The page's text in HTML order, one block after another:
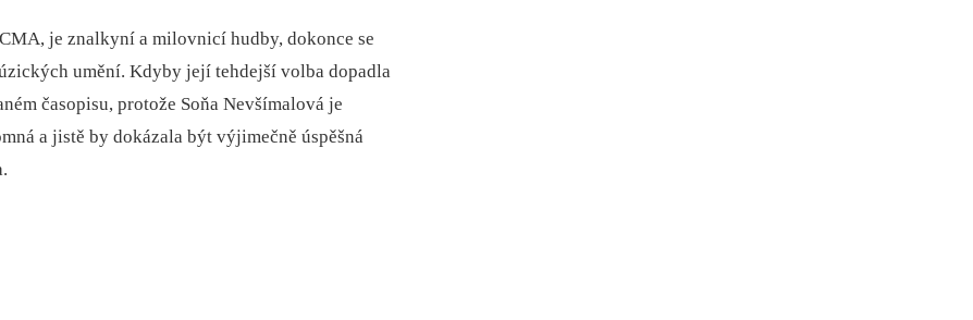
je znalkyní a milovnicí hudby, dokonce se
umění. Kdyby její tehdejší volba dopadla
časopisu, protože Soňa Nevšímalová je
a jistě by dokázala být výjimečně úspěšná